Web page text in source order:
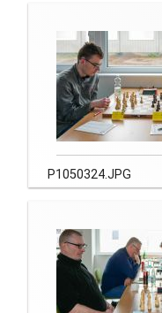
P1050324.JPG